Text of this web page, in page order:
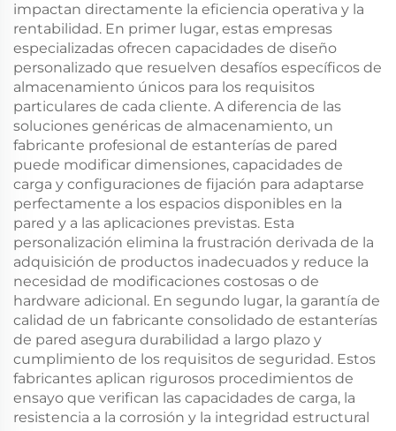
impactan directamente la eficiencia operativa y la
rentabilidad. En primer lugar, estas empresas
especializadas ofrecen capacidades de diseño
personalizado que resuelven desafíos específicos de
almacenamiento únicos para los requisitos
particulares de cada cliente. A diferencia de las
soluciones genéricas de almacenamiento, un
fabricante profesional de estanterías de pared
puede modificar dimensiones, capacidades de
carga y configuraciones de fijación para adaptarse
perfectamente a los espacios disponibles en la
pared y a las aplicaciones previstas. Esta
personalización elimina la frustración derivada de la
adquisición de productos inadecuados y reduce la
necesidad de modificaciones costosas o de
hardware adicional. En segundo lugar, la garantía de
calidad de un fabricante consolidado de estanterías
de pared asegura durabilidad a largo plazo y
cumplimiento de los requisitos de seguridad. Estos
fabricantes aplican rigurosos procedimientos de
ensayo que verifican las capacidades de carga, la
resistencia a la corrosión y la integridad estructural